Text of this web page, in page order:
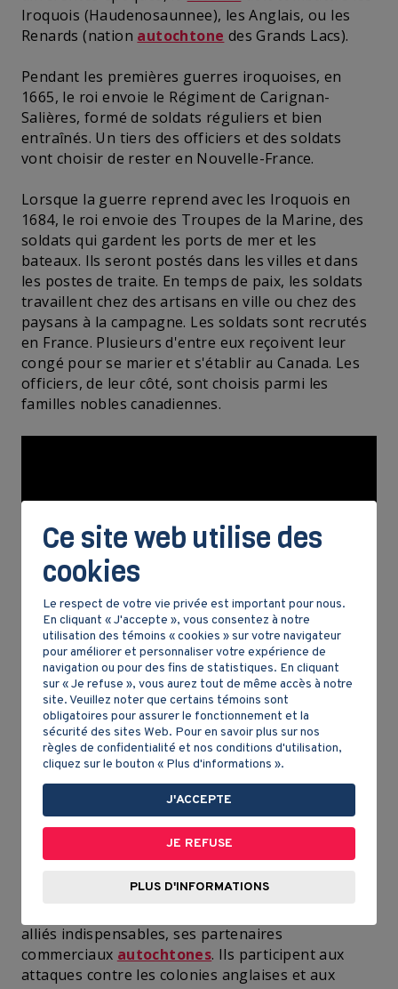
Iroquois (Haudenosaunnee), les Anglais, ou les
Renards (nation autochtone des Grands Lacs).
Pendant les premières guerres iroquoises, en
1665, le roi envoie le Régiment de Carignan-
Salières, formé de soldats réguliers et bien
entraînés. Un tiers des officiers et des soldats
vont choisir de rester en Nouvelle-France.
Lorsque la guerre reprend avec les Iroquois en
1684, le roi envoie des Troupes de la Marine, des
soldats qui gardent les ports de mer et les
bateaux. Ils seront postés dans les villes et dans
les postes de traite. En temps de paix, les soldats
travaillent chez des artisans en ville ou chez des
paysans à la campagne. Les soldats sont recrutés
en France. Plusieurs d'entre eux reçoivent leur
congé pour se marier et s'établir au Canada. Les
officiers, de leur côté, sont choisis parmi les
familles nobles canadiennes.
Les Canadiens contribuent aussi à la défense de la
colonie. Tous les hommes de 16 à 60 ans font
partie de lamilice. Dans chaque paroisse, il y a un
capitaine demilice. Il veille à l'entraînement de
ses hommes. La
milice aide les soldats réguliers
lors des batailles et ils transportent aussi le
matériel. À la campagne, c'est aussi lamilicequi
s'occupe d'attraper les criminels pour les conduire
alliés indispensables, ses partenaires
commerciaux autochtones. Ils participent aux
attaques contre les colonies anglaises et aux
Ce site web utilise des
cookies
Le respect de votre vie privée est important pour nous.
En cliquant « J'accepte », vous consentez à notre
utilisation des témoins « cookies » sur votre navigateur
pour améliorer et personnaliser votre expérience de
navigation ou pour des fins de statistiques. En cliquant
sur « Je refuse », vous aurez tout de même accès à notre
site. Veuillez noter que certains témoins sont
obligatoires pour assurer le fonctionnement et la
sécurité des sites Web. Pour en savoir plus sur nos
règles de confidentialité et nos conditions d'utilisation,
cliquez sur le bouton « Plus d'informations ».
J'ACCEPTE
JE REFUSE
PLUS D'INFORMATIONS